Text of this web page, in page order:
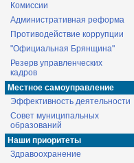
Комиссии
Административная реформа
Противодействие коррупции
"Официальная Брянщина"
Резерв управленческих
кадров
Местное самоуправление
Эффективность деятельности
Совет муниципальных
образований
Наши приоритеты
Здравоохранение